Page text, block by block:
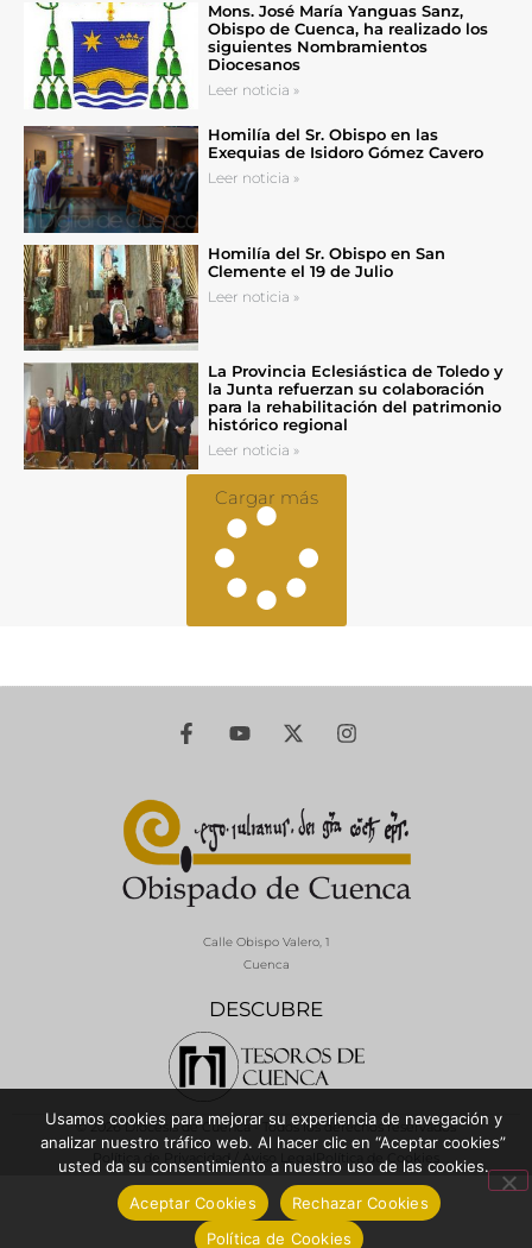
Mons. José María Yanguas Sanz,
Obispo de Cuenca, ha realizado los
siguientes Nombramientos
Diocesanos
Leer noticia »
Homilía del Sr. Obispo en las
Exequias de Isidoro Gómez Cavero
Leer noticia »
Homilía del Sr. Obispo en San
Clemente el 19 de Julio
Leer noticia »
La Provincia Eclesiástica de Toledo y
la Junta refuerzan su colaboración
para la rehabilitación del patrimonio
histórico regional
Leer noticia »
Cargar más
DESCUBRE
Calle Obispo Valero, 1
Cuenca
© 2026 Diócesis de Cuenca - Todos los derechos reservados
Política de Privacidad / Aviso Legal
Política de Cookies
Usamos cookies para mejorar su experiencia de navegación y
analizar nuestro tráfico web. Al hacer clic en “Aceptar cookies”
usted da su consentimiento a nuestro uso de las cookies.
Aceptar Cookies
Rechazar Cookies
Política de Cookies